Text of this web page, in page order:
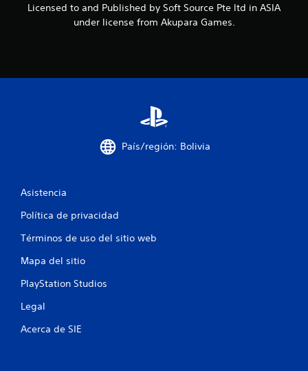
á
s
a
g
n
s
c
i
Licensed to and Published by Soft Source Pte ltd in ASIA
under license from Akupara Games.
País/región: Bolivia
Asistencia
Política de privacidad
Términos de uso del sitio web
Mapa del sitio
PlayStation Studios
Legal
Acerca de SIE